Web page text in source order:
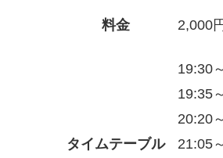
料金 2,000
タイムテーブル
19:30
19:35
20:20
21:05